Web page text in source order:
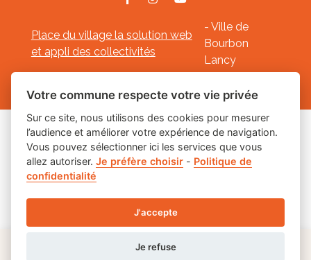
Place du village la solution web
et appli des collectivités
- Ville de
Bourbon
Lancy
Mentions légales-- Gestion des cookies
Les labels
Votre commune respecte votre vie privée
Sur ce site, nous utilisons des cookies pour mesurer
l’audience et améliorer votre expérience de navigation.
Vous pouvez sélectionner ici les services que vous
allez autoriser.Je préfère choisir - Politique de
confidentialité
J'accepte
Je refuse